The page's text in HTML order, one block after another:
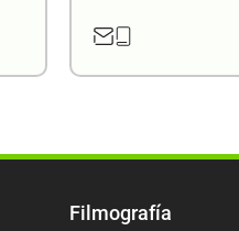
Filmografía